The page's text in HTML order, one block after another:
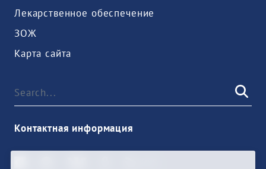
Лекарственное обеспечение
ЗОЖ
Карта сайта
Контактная информация